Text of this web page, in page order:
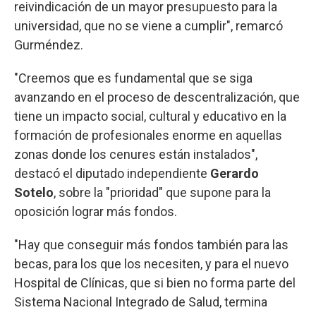
reivindicación de un mayor presupuesto para la
universidad, que no se viene a cumplir", remarcó
Gurméndez.
"Creemos que es fundamental que se siga
avanzando en el proceso de descentralización, que
tiene un impacto social, cultural y educativo en la
formación de profesionales enorme en aquellas
zonas donde los cenures están instalados",
destacó el diputado independiente Gerardo
Sotelo, sobre la "prioridad" que supone para la
oposición lograr más fondos.
"Hay que conseguir más fondos también para las
becas, para los que los necesiten, y para el nuevo
Hospital de Clínicas, que si bien no forma parte del
Sistema Nacional Integrado de Salud, termina